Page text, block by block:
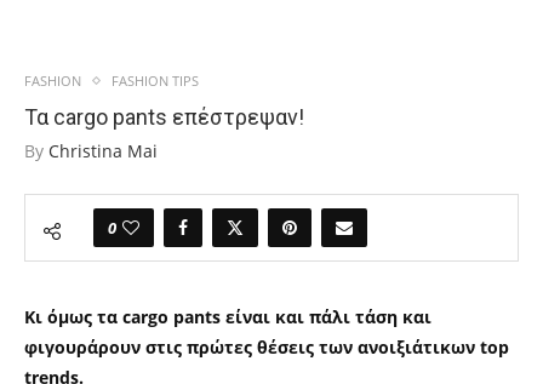
FASHION FASHION TIPS
Τα cargo pants επέστρεψαν!
By Christina Mai
0
Κι όμως τα cargo pants είναι και πάλι τάση και
φιγουράρουν στις πρώτες θέσεις των ανοιξιάτικων top
trends.